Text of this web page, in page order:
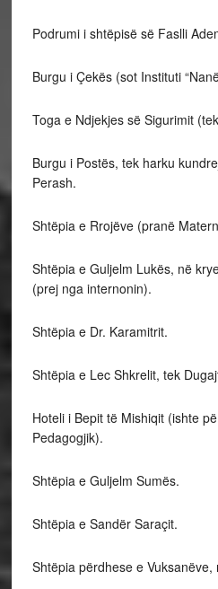
Podrumi i shtëpisë së Faslli
Burgu i Çekës (sot Instituti
Toga e Ndjekjes së Sigurimit
Burgu i Postës, tek harku
Perash.
Shtëpia e Rrojëve (pranë
Shtëpia e Guljelm Lukës, në
(prej nga internonin).
Shtëpia e Dr. Karamitrit.
Shtëpia e Lec Shkrelit, tek
Hoteli i Bepit të Mishiqit (ishte
Pedagogjik).
Shtëpia e Guljelm Sumës.
Shtëpia e Sandër Saraçit.
Shtëpia përdhese e